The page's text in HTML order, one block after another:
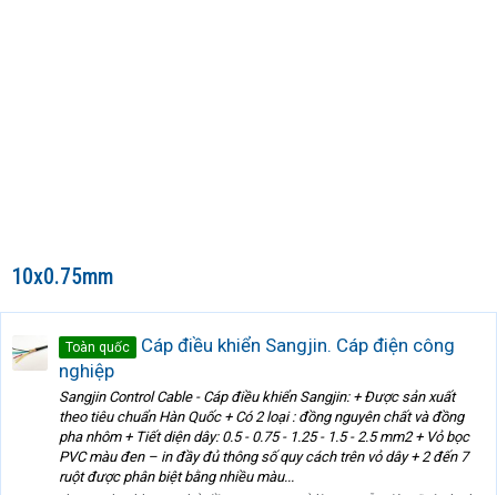
10x0.75mm
Toàn quốc
Cáp điều khiển Sangjin. Cáp điện công
nghiệp
Sangjin Control Cable - Cáp điều khiển Sangjin: + Được sản xuất
theo tiêu chuẩn Hàn Quốc + Có 2 loại : đồng nguyên chất và đồng
pha nhôm + Tiết diện dây: 0.5 - 0.75 - 1.25 - 1.5 - 2.5 mm2 + Vỏ bọc
PVC màu đen – in đầy đủ thông số quy cách trên vỏ dây + 2 đến 7
ruột được phân biệt bằng nhiều màu...